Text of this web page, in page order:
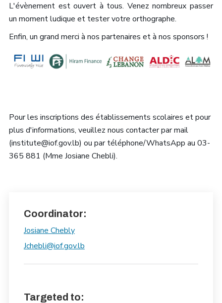
L'évènement est ouvert à tous. Venez nombreux passer
un moment ludique et tester votre orthographe.
Enfin, un grand merci à nos partenaires et à nos sponsors !
Pour les inscriptions des établissements scolaires et pour
plus d'informations, veuillez nous contacter par mail
(institute@iof.gov.lb) ou par téléphone/WhatsApp au 03-
365 881 (Mme Josiane Chebli).
Coordinator:
Josiane Chebly
Jchebli@iof.gov.lb
Targeted to: